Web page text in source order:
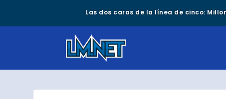
Las dos caras de la línea de cinco: